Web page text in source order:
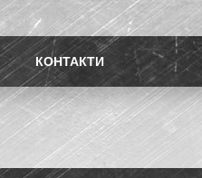
КОНТАКТИ